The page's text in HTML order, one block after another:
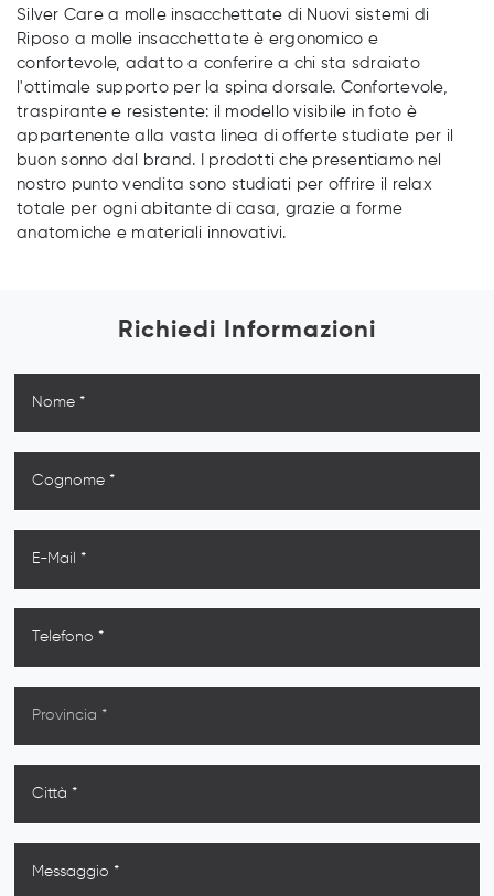
Silver Care a molle insacchettate di Nuovi sistemi di
Riposo a molle insacchettate è ergonomico e
confortevole, adatto a conferire a chi sta sdraiato
l'ottimale supporto per la spina dorsale. Confortevole,
traspirante e resistente: il modello visibile in foto è
appartenente alla vasta linea di offerte studiate per il
buon sonno dal brand. I prodotti che presentiamo nel
nostro punto vendita sono studiati per offrire il relax
totale per ogni abitante di casa, grazie a forme
anatomiche e materiali innovativi.
Richiedi Informazioni